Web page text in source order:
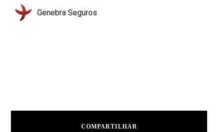
Genebra Seguros
COMPARTILHAR